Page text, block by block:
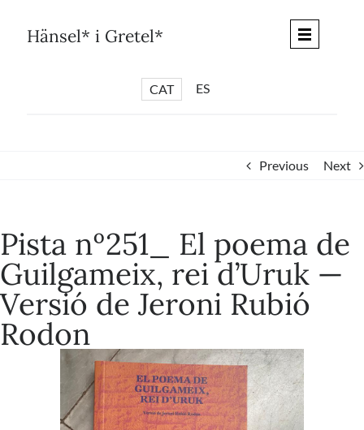
content
Hänsel* i Gretel*
CAT ES
*PISTES LITERÀRIES
* SÈRIE CULTURAL
*DIARI DEL DIA DESPRÉS
*QUIOSC HÄNSEL* i GRETEL*
UNIVERS HÄNSEL* i GRETEL*
Previous Next
Pista nº251_ El poema de
Guilgameix, rei d’Uruk —
Versió de Jeroni Rubió
Rodon